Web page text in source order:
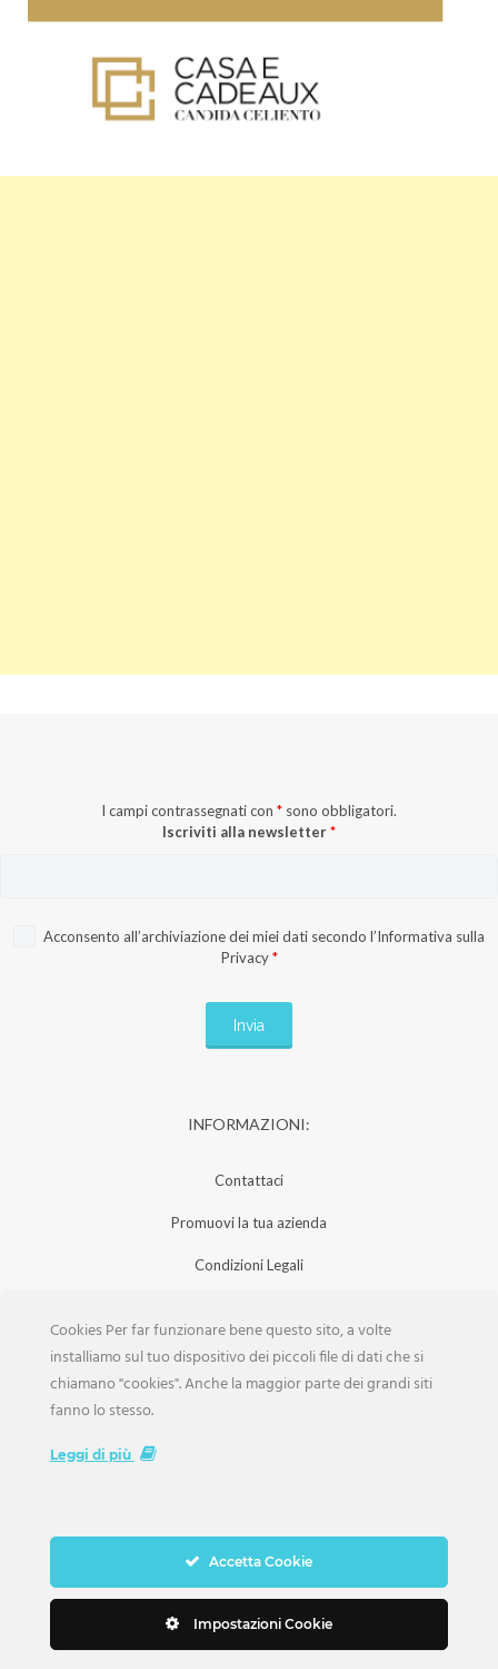
I campi contrassegnati con * sono obbligatori.
Iscriviti alla newsletter*
Acconsento all’archiviazione dei miei dati secondo l’Informativa sulla
Privacy *
INFORMAZIONI:
Contattaci
Promuovi la tua azienda
Condizioni Legali
Iscrizione Aziende
Scarica la Rivista
Copyright Weddings © 2026. Tutti i Diritti Riservati
Cookies Per far funzionare bene questo sito, a volte
installiamo sul tuo dispositivo dei piccoli file di dati che si
chiamano "cookies". Anche la maggior parte dei grandi siti
fanno lo stesso.
Leggi di più
Accetta Cookie
Impostazioni Cookie